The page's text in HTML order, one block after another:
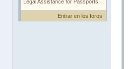
Entrar en los foros